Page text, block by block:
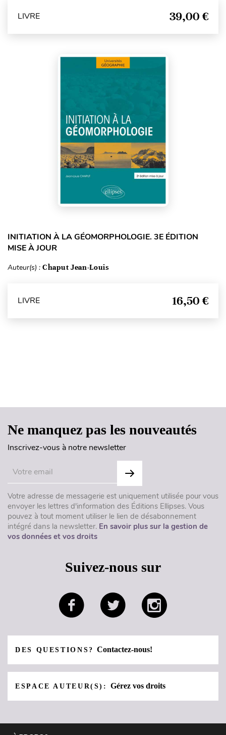
LIVRE 39,00 €
INITIATION À LA GÉOMORPHOLOGIE. 3E ÉDITION
MISE À JOUR
Auteur(s) : Chaput Jean-Louis
LIVRE 16,50 €
Ne manquez pas les nouveautés
Inscrivez-vous à notre newsletter
Votre adresse de messagerie est uniquement utilisée pour vous
envoyer les lettres d'information des Éditions Ellipses. Vous
pouvez à tout moment utiliser le lien de désabonnement
intégré dans la newsletter. En savoir plus sur la gestion de
vos données et vos droits
Suivez-nous sur
DES QUESTIONS?Contactez-nous!
ESPACE AUTEUR(S):Gérez vos droits